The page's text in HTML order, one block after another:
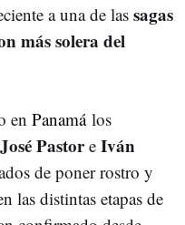
a una de las sagas
más solera del
en Panamálos
José Pastore Iván
de poner rostro y
las distintas etapas de